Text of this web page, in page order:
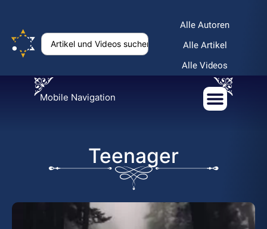
Alle Autoren
Alle Artikel
Alle Videos
Mobile Navigation
Teenager